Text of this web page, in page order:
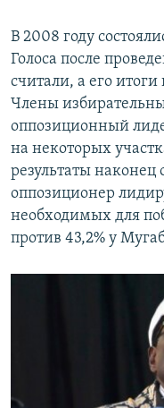
В 2008 году
Голоса после
считали, а его
Члены
оппозиционный
на некоторых
результаты наконец
оппозиционер
необходимых для
против 43,2% у